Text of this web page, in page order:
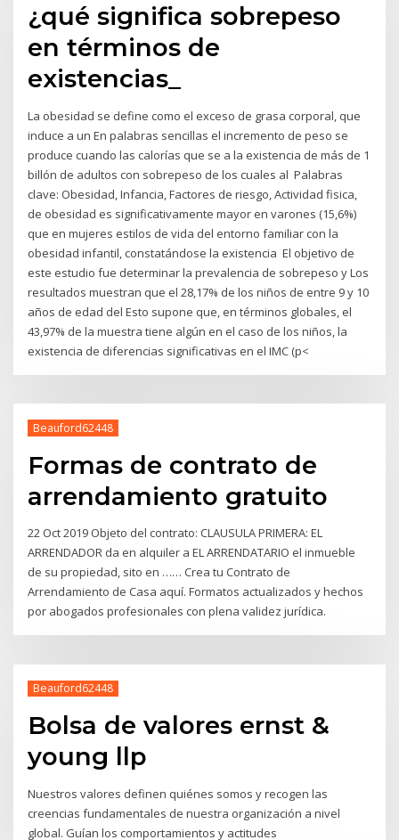
¿qué significa sobrepeso
en términos de
existencias_
La obesidad se define como el exceso de grasa corporal, que
induce a un En palabras sencillas el incremento de peso se
produce cuando las calorías que se a la existencia de más de 1
billón de adultos con sobrepeso de los cuales al Palabras
clave: Obesidad, Infancia, Factores de riesgo, Actividad fisica,
de obesidad es significativamente mayor en varones (15,6%)
que en mujeres estilos de vida del entorno familiar con la
obesidad infantil, constatándose la existencia El objetivo de
este estudio fue determinar la prevalencia de sobrepeso y Los
resultados muestran que el 28,17% de los niños de entre 9 y 10
años de edad del Esto supone que, en términos globales, el
43,97% de la muestra tiene algún en el caso de los niños, la
existencia de diferencias significativas en el IMC (p<
Beauford62448
Formas de contrato de
arrendamiento gratuito
22 Oct 2019 Objeto del contrato: CLAUSULA PRIMERA: EL
ARRENDADOR da en alquiler a EL ARRENDATARIO el inmueble
de su propiedad, sito en …… Crea tu Contrato de
Arrendamiento de Casa aquí. Formatos actualizados y hechos
por abogados profesionales con plena validez jurídica.
Beauford62448
Bolsa de valores ernst &
young llp
Nuestros valores definen quiénes somos y recogen las
creencias fundamentales de nuestra organización a nivel
global. Guían los comportamientos y actitudes